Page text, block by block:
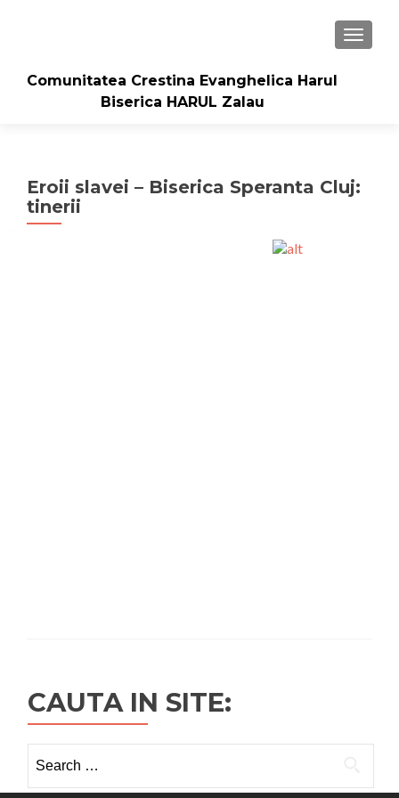
Comunitatea Crestina Evanghelica Harul
Biserica HARUL Zalau
Eroii slavei – Biserica Speranta Cluj:
tinerii
CAUTA IN SITE:
for: